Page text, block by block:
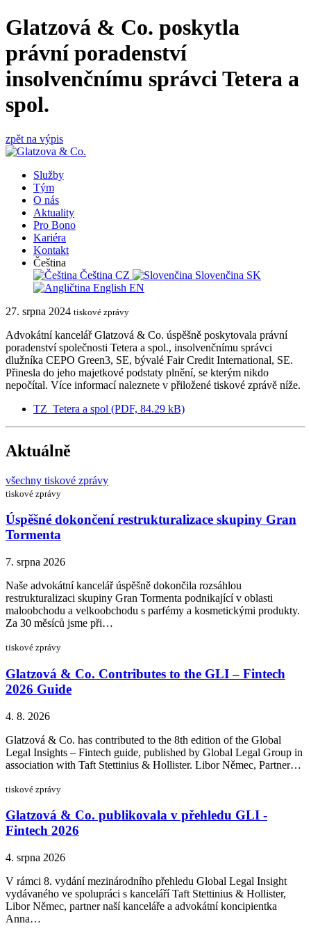
Glatzová & Co. poskytla
právní poradenství
insolvenčnímu správci Tetera a
spol.
zpět na výpis
Služby
Tým
O nás
Aktuality
Pro Bono
Kariéra
Kontakt
Čeština
Čeština CZ Slovenčina SK
English EN
27. srpna 2024 tiskové zprávy
Advokátní kancelář Glatzová & Co. úspěšně poskytovala právní
poradenství společnosti Tetera a spol., insolvenčnímu správci
dlužníka CEPO Green3, SE, bývalé Fair Credit International, SE.
Přinesla do jeho majetkové podstaty plnění, se kterým nikdo
nepočítal. Více informací naleznete v přiložené tiskové zprávě níže.
TZ_Tetera a spol (PDF, 84.29 kB)
Aktuálně
všechny tiskové zprávy
tiskové zprávy
Úspěšné dokončení restrukturalizace skupiny Gran
Tormenta
7. srpna 2026
Naše advokátní kancelář úspěšně dokončila rozsáhlou
restrukturalizaci skupiny Gran Tormenta podnikající v oblasti
maloobchodu a velkoobchodu s parfémy a kosmetickými produkty.
Za 30 měsíců jsme při…
tiskové zprávy
Glatzová & Co. Contributes to the GLI – Fintech
2026 Guide
4. 8. 2026
Glatzová & Co. has contributed to the 8th edition of the Global
Legal Insights – Fintech guide, published by Global Legal Group in
association with Taft Stettinius & Hollister. Libor Němec, Partner…
tiskové zprávy
Glatzová & Co. publikovala v přehledu GLI -
Fintech 2026
4. srpna 2026
V rámci 8. vydání mezinárodního přehledu Global Legal Insight
vydávaného ve spolupráci s kanceláří Taft Stettinius & Hollister,
Libor Němec, partner naší kanceláře a advokátní koncipientka
Anna…